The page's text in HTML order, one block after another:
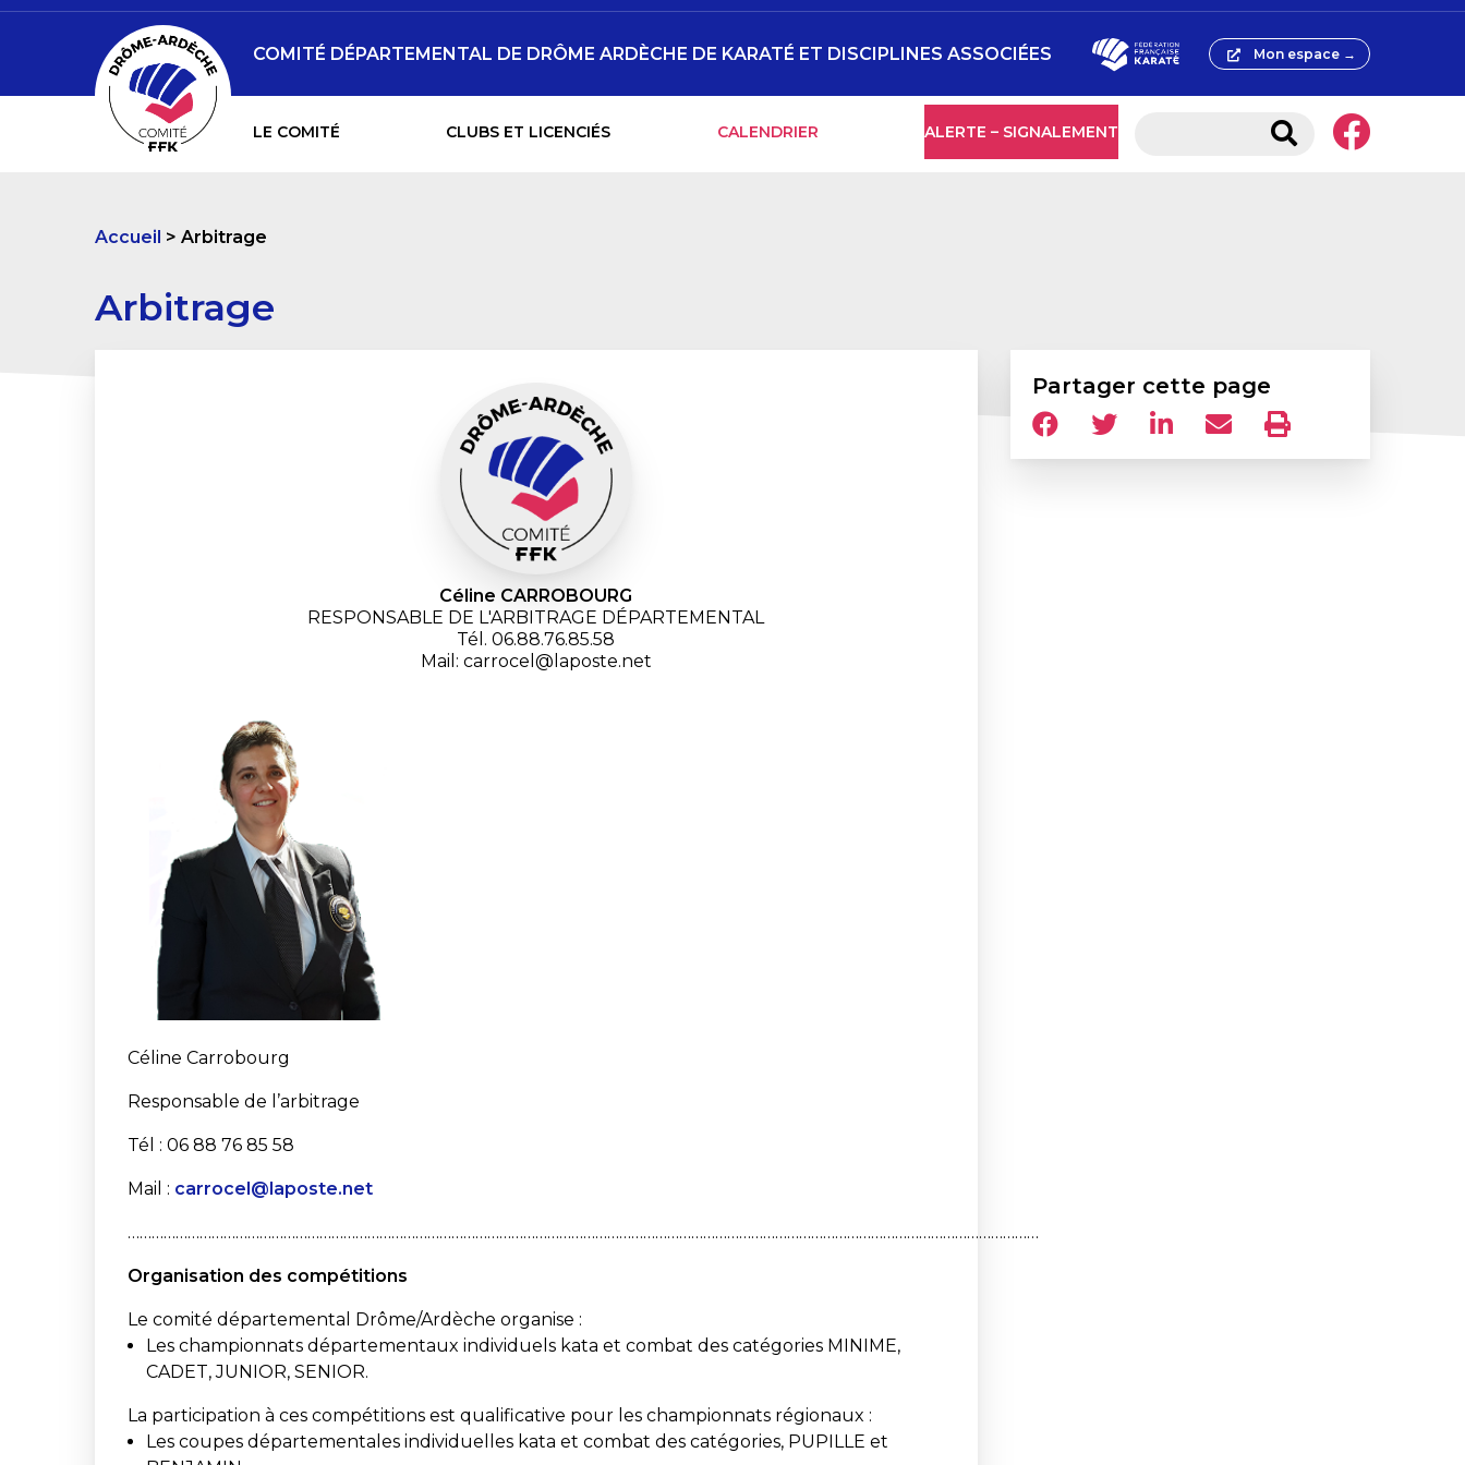
LE COMITÉ CLUBS ET LICENCIÉS CALENDRIER ALERTE – SIGNALEMENT
COMITÉ DÉPARTEMENTAL DE DRÔME ARDÈCHE DE KARATÉ ET DISCIPLINES ASSOCIÉES Mon espace →
Accueil Arbitrage
Arbitrage
Céline CARROBOURG
RESPONSABLE DE L'ARBITRAGE DÉPARTEMENTAL
Tél. 06.88.76.85.58
Mail: carrocel@laposte.net
Céline Carrobourg
Responsable de l’arbitrage
Tél : 06 88 76 85 58
Mail : carrocel@laposte.net
…………………………………………………………………………………………………………………………………………………………………………………………………………
Organisation des compétitions
Le comité départemental Drôme/Ardèche organise :
Les championnats départementaux individuels kata et combat des catégories MINIME,
CADET, JUNIOR, SENIOR.
La participation à ces compétitions est qualificative pour les championnats régionaux :
Les coupes départementales individuelles kata et combat des catégories, PUPILLE et
Partager cette page